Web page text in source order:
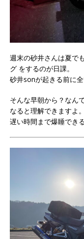
週末の砂井さんは夏で
グ をするのが日課。
砂井sonが起きる前に
そんな早朝から？なん
なると理解できますよ。
遅い時間まで爆睡でき